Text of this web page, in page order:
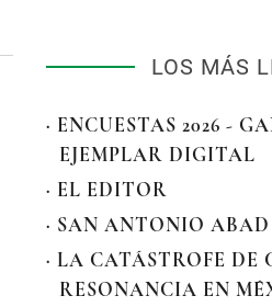
LOS MÁS
· ENCUESTAS 2026 -
EJEMPLAR DIGITAL
· EL EDITOR
· SAN ANTONIO
· LA CATÁSTROFE DE
RESONANCIA EN